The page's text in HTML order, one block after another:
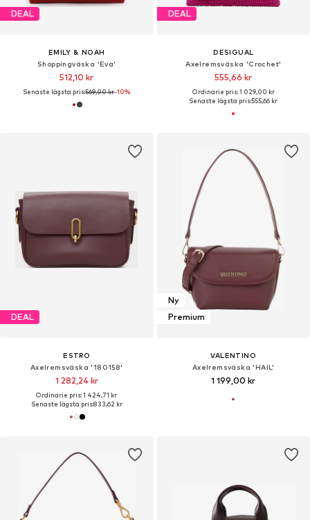
DEAL
EMILY & NOAH
Shoppingväska 'Eva'
512,10 kr
Senaste lägsta pris:569,00 kr-10%
DEAL
DESIGUAL
Axelremsväska 'Crochet'
555,66 kr
Ordinarie pris: 1 029,00 kr
Senaste lägsta pris:555,66 kr
DEAL
ESTRO
Axelremsväska '180158'
1 282,24 kr
Ordinarie pris: 1 424,71 kr
Senaste lägsta pris:833,62 kr
Ny
Premium
VALENTINO
Axelremsväska 'HAIL'
1 199,00 kr